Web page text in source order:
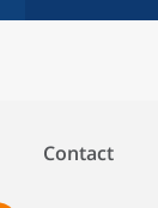
Contact